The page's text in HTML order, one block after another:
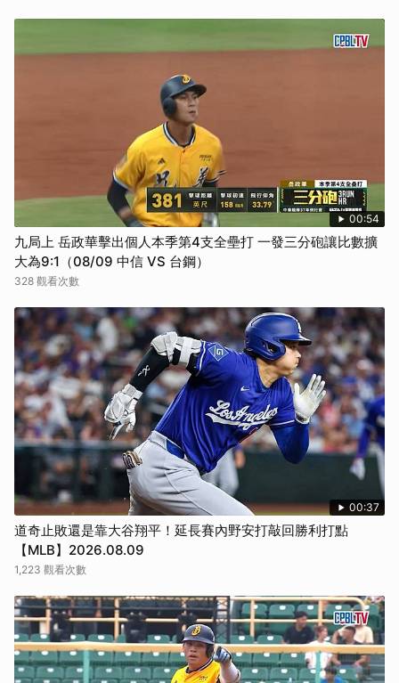
00:54
九局上 岳政華擊出個人本季第4支全壘打 一發三分砲讓比數擴
大為9:1（08/09 中信 VS 台鋼）
328 觀看次數
00:37
道奇止敗還是靠大谷翔平！延長賽內野安打敲回勝利打點
【MLB】2026.08.09
1,223 觀看次數